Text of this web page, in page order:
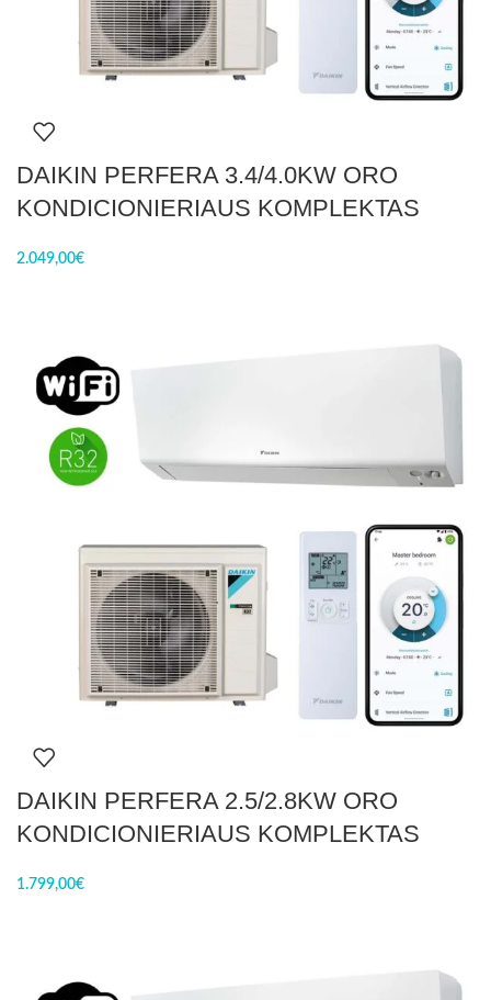
DAIKIN PERFERA 3.4/4.0KW ORO
KONDICIONIERIAUS KOMPLEKTAS
2.049,00€
DAIKIN PERFERA 2.5/2.8KW ORO
KONDICIONIERIAUS KOMPLEKTAS
1.799,00€